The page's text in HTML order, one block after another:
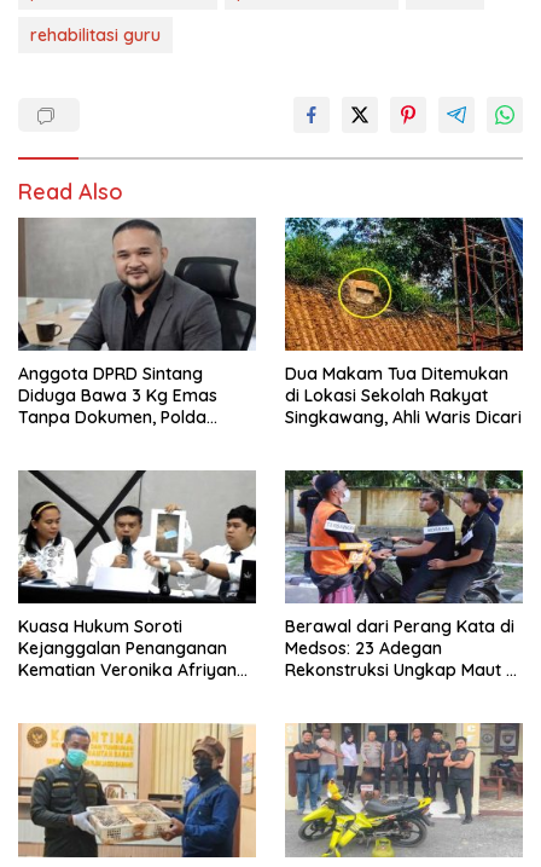
rehabilitasi guru
Read Also
Anggota DPRD Sintang
Diduga Bawa 3 Kg Emas
Tanpa Dokumen, Polda
Dua Makam Tua Ditemukan
di Lokasi Sekolah Rakyat
Singkawang, Ahli Waris Dicari
Kuasa Hukum Soroti
Kejanggalan Penanganan
Kematian Veronika Afriyana,
Berawal dari Perang Kata di
Medsos: 23 Adegan
Rekonstruksi Ungkap Maut di